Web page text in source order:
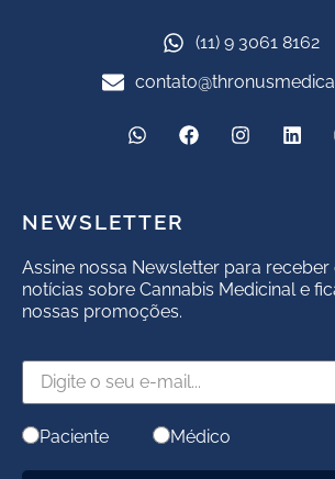
(11) 9 3061 8162
NEWSLETTER
Assine nossa Newsletter para
notícias sobre Cannabis Medicinal e
nossas promoções.
Paciente Médico